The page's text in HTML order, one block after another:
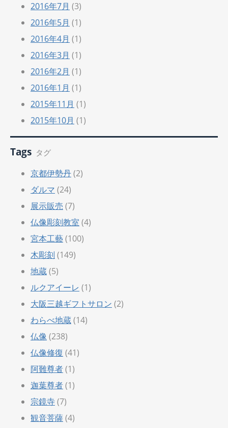
2016年7月 (3)
2016年5月 (1)
2016年4月 (1)
2016年3月 (1)
2016年2月 (1)
2016年1月 (1)
2015年11月 (1)
2015年10月 (1)
Tags タグ
京都伊勢丹(2)
ダルマ (24)
展示販売 (7)
仏像彫刻教室(4)
宮本工藝(100)
木彫刻 (149)
地蔵(5)
ルクアイーレ (1)
大阪三越ギフトサロン (2)
わらべ地蔵(14)
仏像 (238)
仏像修復 (41)
阿難尊者(1)
迦葉尊者(1)
宗鏡寺(7)
観音菩薩(4)